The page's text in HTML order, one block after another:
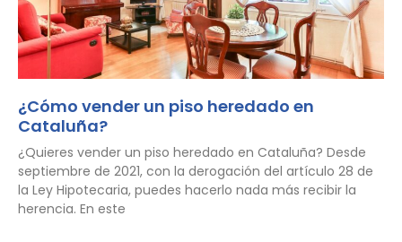
¿Cómo vender un piso heredado en
Cataluña?
¿Quieres vender un piso heredado en Cataluña? Desde
septiembre de 2021, con la derogación del artículo 28 de
la Ley Hipotecaria, puedes hacerlo nada más recibir la
herencia. En este